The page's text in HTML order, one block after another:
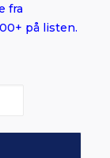
fra
på listen.